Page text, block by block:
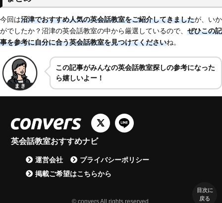
今回は沼津でおすすめ人気の英会話教室をご紹介してきましたが、いか
がでしたか？沼津の英会話教室の中から厳選しているので、 ぜひこの記
事を参考に自分に合う英会話教室を見つけてくださいね。
この記事がみんなの英会話教室探しの参考になった
ら嬉しいよー！
目次に
戻る
英会話教室おすすめナビ
運営会社
プライバシーポリシー
掲載ご希望はこちらから